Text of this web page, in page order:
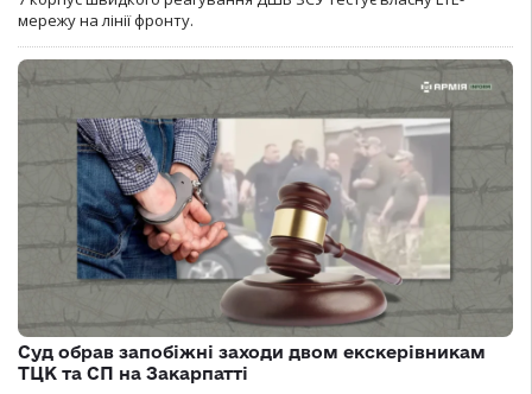
мережу на лінії фронту.
Суд обрав запобіжні заходи двом екскерівникам
ТЦК та СП на Закарпатті